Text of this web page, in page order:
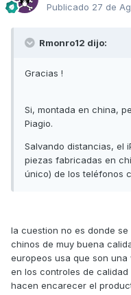
Publicado 27 de
Rmonro12 dijo:
Gracias !
Si, montada en china,
Piagio.
Salvando distancias, el
piezas fabricadas en
único) de los teléfonos
la cuestion no es donde
chinos de muy buena
europeos usa que son
en los controles de
hacen encarecer el